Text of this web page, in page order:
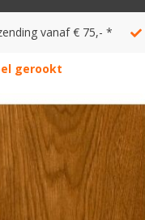
vanaf € 75,- *
gerookt